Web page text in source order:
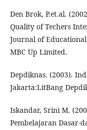
Den Brok, P.et.al.
Quality of Techers
Journal of
MBC Up Limited.
Depdiknas. (2003).
Jakarta:LitBang
Iskandar, Srini M.
Pembelajaran Dasar-